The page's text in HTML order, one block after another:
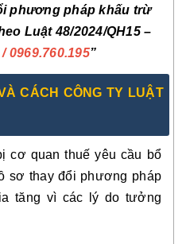
phương pháp khấu trừ
Luật 48/2024/QH15 –
/ 0969.760.195”
CÁCH CÔNG TY LUẬT
cơ quan thuế yêu cầu bổ
sơ thay đổi phương pháp
tăng vì các lý do tưởng